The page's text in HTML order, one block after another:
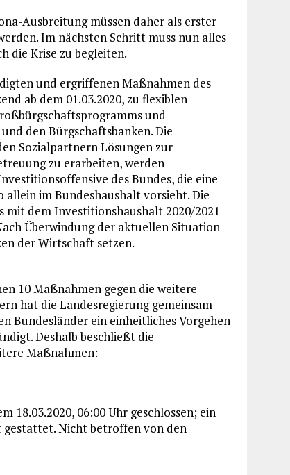
Ausbreitung müssen daher als erster
Im nächsten Schritt muss nun alles
die Krise zu begleiten.
und ergriffenen Maßnahmen des
ab dem 01.03.2020, zu flexiblen
und
den Bürgschaftsbanken. Die
Sozialpartnern Lösungen zur
zu erarbeiten, werden
des Bundes, die eine
im Bundeshaushalt vorsieht. Die
dem Investitionshaushalt 2020/2021
Überwindung der aktuellen Situation
der Wirtschaft setzen.
10 Maßnahmen gegen die weitere
hat die Landesregierung gemeinsam
Bundesländer ein einheitliches Vorgehen
Deshalb beschließt die
Maßnahmen:
18.03.2020, 06:00 Uhr geschlossen; ein
Nicht betroffen von den